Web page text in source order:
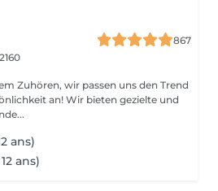
867
Zuhören, wir passen uns den Trend
an! Wir bieten gezielte und
ans)
ans)